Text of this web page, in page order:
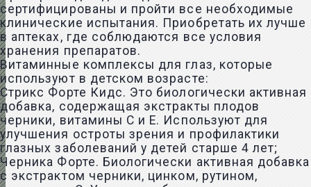
сертифицированы и пройти все необходимые
клинические испытания. Приобретать их лучше
в аптеках, где соблюдаются все условия
хранения препаратов.
Витаминные комплексы для глаз, которые
используют в детском возрасте:
Стрикс Форте Кидс. Это биологически активная
добавка, содержащая экстракты плодов
черники, витамины С и Е. Используют для
улучшения остроты зрения и профилактики
глазных заболеваний у детей старше 4 лет;
Черника Форте. Биологически активная добавка
с экстрактом черники, цинком, рутином,